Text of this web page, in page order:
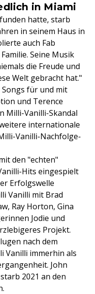
in Miami
hatte, starb
in seinem Haus in
auch Fab
Seine Musik
die Freude und
Welt gebracht hat."
für und mit
und Terence
Milli-Vanilli-Skandal
internationale
Vanilli-Nachfolge-
den "echten"
Hits eingespielt
Erfolgswelle
Vanilli mit Brad
Ray Horton, Gina
Jodie und
Projekt.
nach dem
Vanilli immerhin als
John
2021 an den